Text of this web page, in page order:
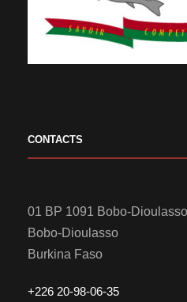
CONTACTS
01 BP 1091 Bobo-
Bobo-Dioulasso
Burkina Faso
+226 20-98-06-35